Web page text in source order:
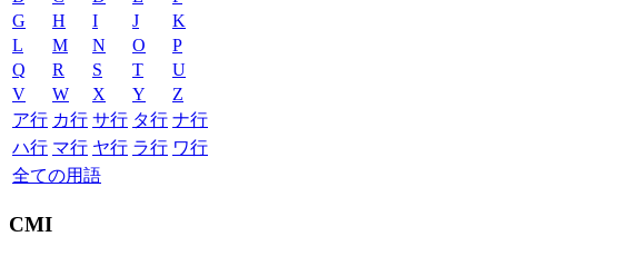
G
H I J
K
L
M N O
P
Q
R S T
U
V
W X Y
Z
ア行 カ行 サ行 タ行 ナ行
ハ行 マ行 ヤ行 ラ行 ワ行
全ての用語
CMI